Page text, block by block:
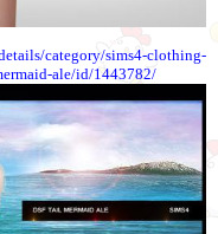
category/sims4-clothing-
ale/id/1443782/